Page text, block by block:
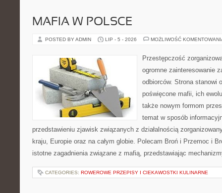
MAFIA W POLSCE
POSTED BY ADMIN LIP - 5 - 2026 MOŻLIWOŚĆ
Przestępczość
ogromne zainteresowanie
odbiorców. Strona stanowi
poświęcone mafii, ich
także nowym formom
temat w sposób
przedstawieniu zjawisk związanych z działalnością
kraju, Europie oraz na całym globie. Polecam Broń i Przemoc i
istotne zagadnienia związane z mafią, przedstawiając
CATEGORIES: ROWEROWE PRZEPISY I CIEKAWOSTKI KULINARNE